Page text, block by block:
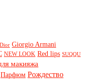
Dior Giorgio Armani
NEW LOOK Red lips SUQQU
макияжа
Парфюм Рождество